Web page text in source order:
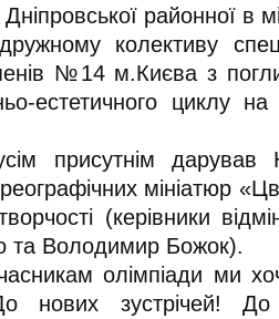
районної в
дружному колективу
№14 м.Києва з
естетичного циклу
присутнім дарував
мініатюр
(керівники
та Володимир Божок).
олімпіади ми
нових зустрічей!